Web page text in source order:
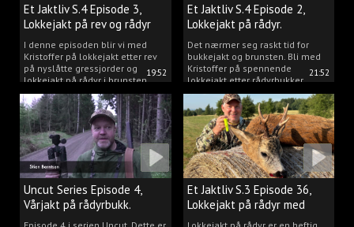
19:52
Et Jaktliv S.4 Episode 3,
Lokkejakt på rev og rådyr
2025.
I denne episoden blir vi med
Kristoffer på lokkejakt etter rev
på nyslåtte gressjorder og
lokkejakt på rådyr i brunsten.
21:52
Et Jaktliv S.4 Episode 2,
Lokkejakt på rådyr.
Det nærmer seg raskt tid for
bukkejakt og brunsten. Bli med
Kristoffer på spennende
lokkejakt etter rådyrbukker.
Uncut Series Episode 4,
Vårjakt på rådyrbukk.
Et Jaktliv S.3 Episode 36,
Lokkejakt på rådyr med
Henning Mathisen